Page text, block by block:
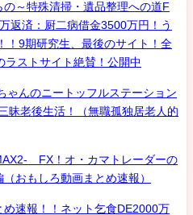
～特殊清掃・遺品整理への道F
返済：厨二病借金3500万円！う
！9期研究生、最後のサイト！全
ラストサイト絶賛！公開中
ゃんのニートッフルステーション
昧老後生活！（無職孤独居老人的
FX！オ・カマトレーダーの
おもしろ動画まとめ速報）
速報！！ネット乞食DE2000万